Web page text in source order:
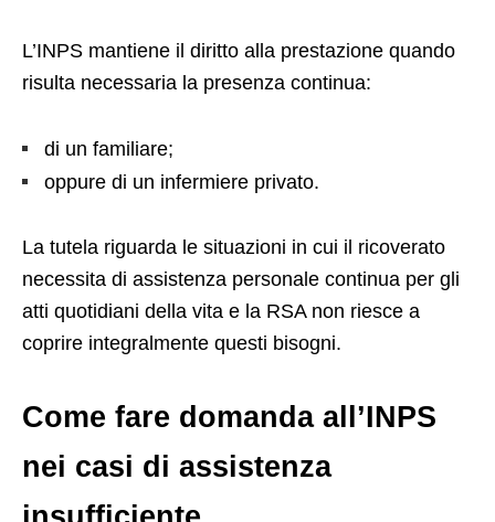
L’INPS mantiene il diritto alla prestazione quando
risulta necessaria la presenza continua:
di un familiare;
oppure di un infermiere privato.
La tutela riguarda le situazioni in cui il ricoverato
necessita di assistenza personale continua per gli
atti quotidiani della vita e la RSA non riesce a
coprire integralmente questi bisogni.
Come fare domanda all’INPS
nei casi di assistenza